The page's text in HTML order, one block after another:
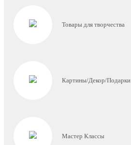
Товары для творчества
Картины/Декор/Подарки
Мастер Классы